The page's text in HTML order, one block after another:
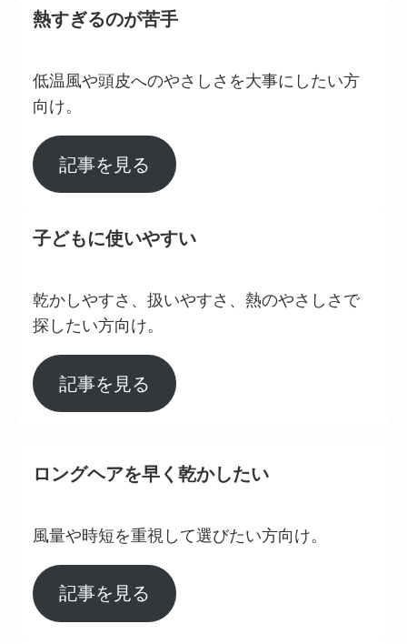
熱すぎるのが苦手
低温風や頭皮へのやさしさを大事にしたい方
向け。
記事を見る
子どもに使いやすい
乾かしやすさ、扱いやすさ、熱のやさしさで
探したい方向け。
記事を見る
ロングヘアを早く乾かしたい
風量や時短を重視して選びたい方向け。
記事を見る